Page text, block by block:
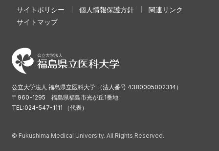
サイトポリシー 個人情報保護方針
関連リンク
サイトマップ
公立大学法人 福島県立医科大学 （法人番号 4380005002314）
〒960-1295 福島県福島市光が丘1番地
TEL:024-547-1111 （代表）
© Fukushima Medical University. All Rights Reserved.